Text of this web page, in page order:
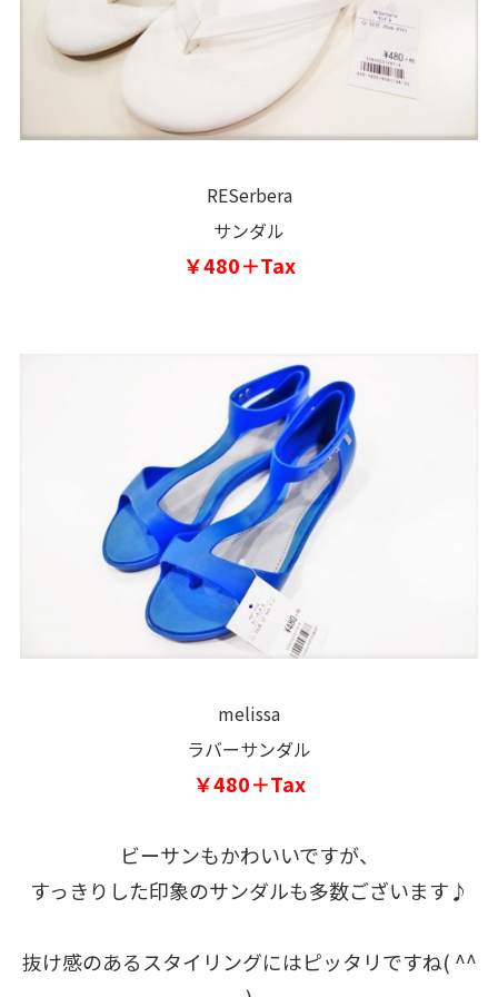
RESerbera
サンダル
￥480＋Tax
melissa
ラバーサンダル
￥480＋Tax
ビーサンもかわいいですが、
すっきりした印象のサンダルも多数ございます♪
抜け感のあるスタイリングにはピッタリですね( ^^